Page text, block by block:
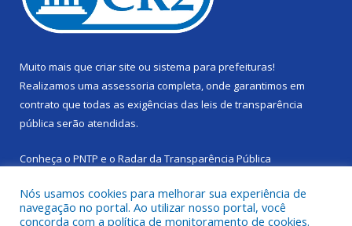
Muito mais que criar site ou sistema para prefeituras!
Realizamos uma assessoria completa, onde garantimos em
contrato que todas as exigências das leis de transparência
pública serão atendidas.
Conheça o PNTP e o Radar da Transparência Pública
Nós usamos cookies para melhorar sua experiência de
navegação no portal. Ao utilizar nosso portal, você
concorda com a política de monitoramento de cookies.